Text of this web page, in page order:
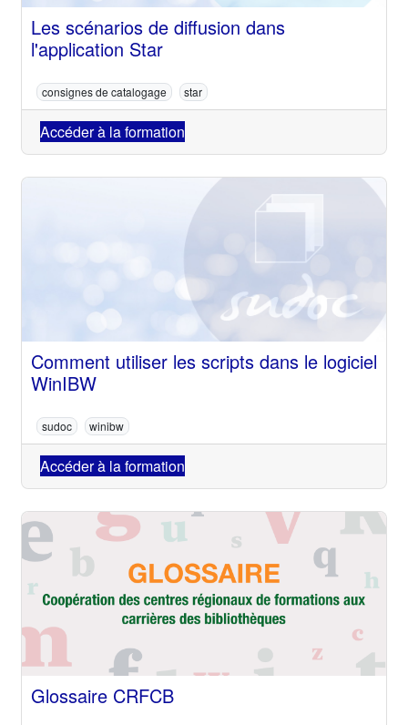
Les scénarios de diffusion dans
l'application Star
consignes de catalogage star
Accéder à la formation
Comment utiliser les scripts dans le logiciel
WinIBW
sudoc winibw
Accéder à la formation
Glossaire CRFCB